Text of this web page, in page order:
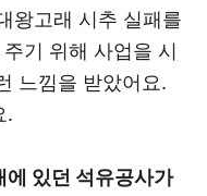
왕고래 시추 실패를
기 위해 사업을 시
느낌을 받았어요.
.
에 있던 석유공사가